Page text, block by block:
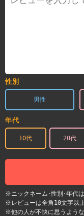
性別
男性
年代
10代 20代
※ニックネーム･性別･年代
※レビューは全角10文字以
※他の人が不快に思うよう